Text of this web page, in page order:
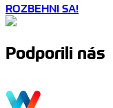
ROZBEHNI SA!
Podporili nás